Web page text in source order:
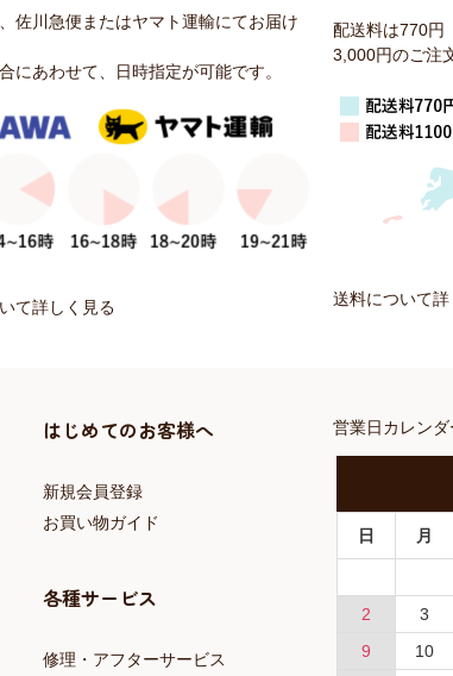
佐川急便またはヤマト運輸にてお届け
にあわせて、日時指定が可能です。
て詳しく見る
配送料は770円
3,000円のご注
送料について詳
はじめてのお客様へ
新規会員登録
お買い物ガイド
各種サービス
修理・アフターサービス
営業日カレン
日 月
2
3
9
10